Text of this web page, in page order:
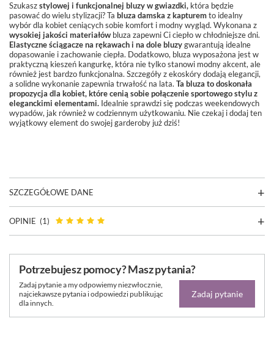
Szukaszstylowej i funkcjonalnej bluzy w gwiazdki, która będzie
pasować do wielu stylizacji? Ta bluza damska z kapturemto idealny
wybór dla kobiet ceniących sobie komfort i modny wygląd. Wykonana z
wysokiej jakości materiałów bluza zapewni Ci ciepło w chłodniejsze dni.
Elastyczne ściągacze na rękawach i na dole bluzygwarantują idealne
dopasowanie i zachowanie ciepła. Dodatkowo, bluza wyposażona jest w
praktyczną kieszeń kangurkę, która nie tylko stanowi modny akcent, ale
również jest bardzo funkcjonalna. Szczegóły z ekoskóry dodają elegancji,
a solidne wykonanie zapewnia trwałość na lata. Ta bluza to doskonała
propozycja dla kobiet, które cenią sobie połączenie sportowego stylu z
eleganckimi elementami. Idealnie sprawdzi się podczas weekendowych
wypadów, jak również w codziennym użytkowaniu. Nie czekaj i dodaj ten
wyjątkowy element do swojej garderoby już dziś!
SZCZEGÓŁOWE DANE
OPINIE (1)
Potrzebujesz pomocy? Masz pytania?
Zadaj pytanie a my odpowiemy niezwłocznie,
najciekawsze pytania i odpowiedzi publikując
dla innych.
Zadaj pytanie